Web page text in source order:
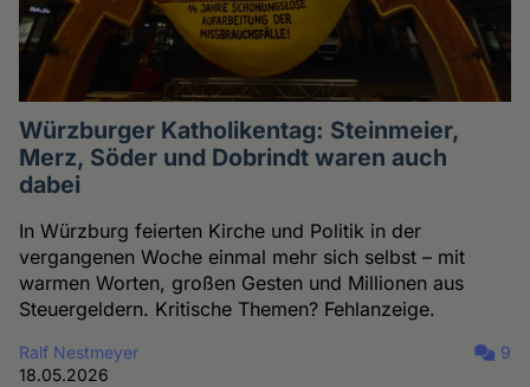
Würzburger Katholikentag: Steinmeier,
Merz, Söder und Dobrindt waren auch
dabei
In Würzburg feierten Kirche und Politik in der
vergangenen Woche einmal mehr sich selbst – mit
warmen Worten, großen Gesten und Millionen aus
Steuergeldern. Kritische Themen? Fehlanzeige.
Ralf Nestmeyer
18.05.2026
9